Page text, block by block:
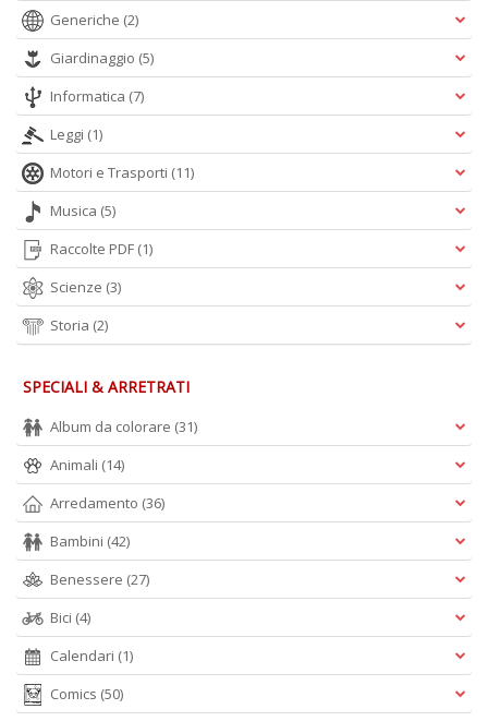
Generiche (2)
Giardinaggio (5)
Informatica (7)
Leggi (1)
Motori e Trasporti (11)
Musica (5)
Raccolte PDF (1)
Scienze (3)
Storia (2)
SPECIALI & ARRETRATI
Album da colorare (31)
Animali (14)
Arredamento (36)
Bambini (42)
Benessere (27)
Bici (4)
Calendari (1)
Comics (50)